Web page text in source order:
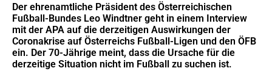
Der ehrenamtliche Präsident des Österreichischen
Fußball-Bundes Leo Windtner geht in einem Interview
mit der APA auf die derzeitigen Auswirkungen der
Coronakrise auf Österreichs Fußball-Ligen und den ÖFB
ein. Der 70-Jährige meint, dass die Ursache für die
derzeitige Situation nicht im Fußball zu suchen ist.